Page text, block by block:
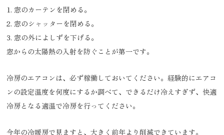
窓のカーテンを閉める。
窓のシャッターを閉める。
窓の外によしずを下げる。
窓からの太陽熱の入射を防ぐことが第一です。
冷房のエアコンは、必ず稼働しておいてください。経験的にエアコ
ンの設定温度を何度にするか調べて、できるだけ冷えすぎず、快適
冷房となる適温で冷房を行ってください。
今年の冷暖房で見ますと、大きく前年より削減できています。